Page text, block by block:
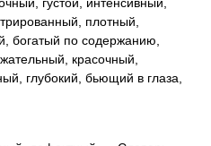
плотный,
богатый по содержанию,
красочный,
глубокий, бьющий в глаза,